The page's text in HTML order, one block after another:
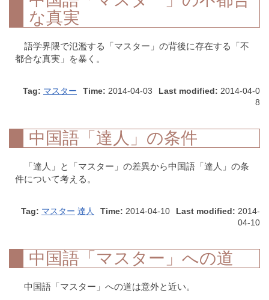
な真実
語学界隈で氾濫する「マスター」の背後に存在する「不
都合な真実」を暴く。
Tag: マスター Time: 2014-04-03 Last modified: 2014-04-0
8
中国語「達人」の条件
「達人」と「マスター」の差異から中国語「達人」の条
件について考える。
Tag: マスター 達人 Time: 2014-04-10 Last modified: 2014-
04-10
中国語「マスター」への道
中国語「マスター」への道は意外と近い。